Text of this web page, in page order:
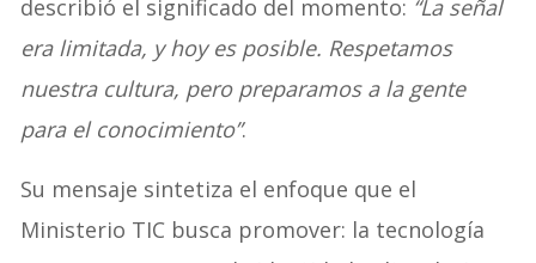
describió el significado del momento: “La señal
era limitada, y hoy es posible. Respetamos
nuestra cultura, pero preparamos a la gente
para el conocimiento”.
Su mensaje sintetiza el enfoque que el
Ministerio TIC busca promover: la tecnología